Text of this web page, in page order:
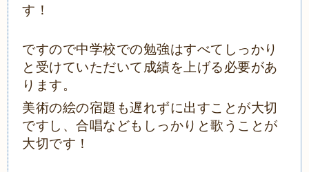
す！
ですので中学校での勉強はすべてしっかり
と受けていただいて成績を上げる必要があ
ります。
美術の絵の宿題も遅れずに出すことが大切
ですし、合唱などもしっかりと歌うことが
大切です！